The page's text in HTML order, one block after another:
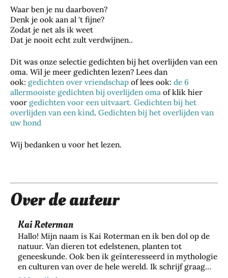
Waar ben je nu daarboven?
Denk je ook aan al 't fijne?
Zodat je net als ik weet
Dat je nooit echt zult verdwijnen..
Dit was onze selectie gedichten bij het overlijden van een
oma. Wil je meer gedichten lezen? Lees dan
ook: gedichten over vriendschap of lees ook: de 6
allermooiste gedichten bij overlijden oma of klik hier
voor gedichten voor een uitvaart. Gedichten bij het
overlijden van een kind. Gedichten bij het overlijden van
uw hond
Wij bedanken u voor het lezen.
Over de auteur
Kai Roterman
Hallo! Mijn naam is Kai Roterman en ik ben dol op de
natuur. Van dieren tot edelstenen, planten tot
geneeskunde. Ook ben ik geïnteresseerd in mythologie
en culturen van over de hele wereld. Ik schrijf graag
Zo
bes
che
rm
je
je
eur
lan
ger
t
de
juis
te
sha
Da
gje
Rot
da
bel
eef
je
sta
d
op
jou
w
Je
wo
nin
g
eili
en
inb
raa
zon
der
in
te
lev
Wa
t je
har
ops
ne
n
zeg
ove
r
jou
w
act